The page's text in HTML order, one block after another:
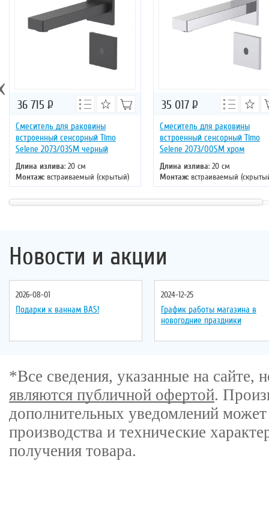
Смеситель для раковины
встроенный сенсорный Timo
Selene 2073/03SM черный
Длина излива: 20 см
Монтаж: встраиваемый (скрытый)
Тип излива: литой
Управление: сенсорное
36 715 Р
Смеситель для раковины
встроенный сенсорный Timo
Selene 2073/00SM хром
Длина излива: 20 см
Монтаж: встраиваемый
Тип излива: литой
Управление: сенсорное
35 017 Р
Новости и акции
2026-08-01
Подарки к ваннам BAS!
2024-12-25
График работы магазина в
новогодние праздники
*Все сведения, указанные на
являются публичной офертой.
дополнительных уведомлений
производства и технические
получения товара.